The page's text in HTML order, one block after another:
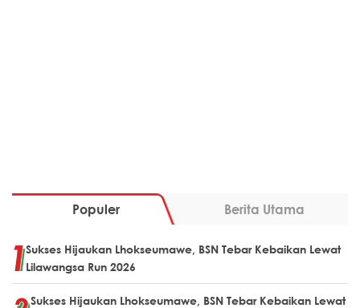
Populer Berita Utama
Sukses Hijaukan Lhokseumawe, BSN Tebar Kebaikan Lewat
Lilawangsa Run 2026
Sukses Hijaukan Lhokseumawe, BSN Tebar Kebaikan Lewat